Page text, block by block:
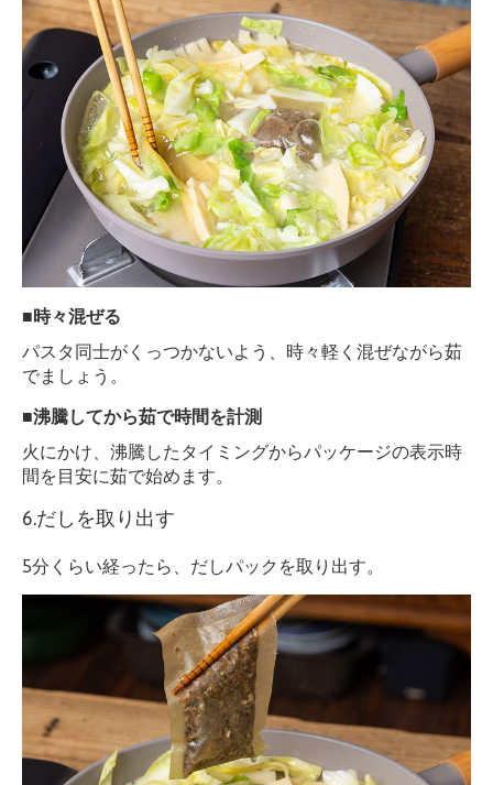
■時々混ぜる
パスタ同士がくっつかないよう、時々軽く混ぜながら茹
でましょう。
■沸騰してから茹で時間を計測
火にかけ、沸騰したタイミングからパッケージの表示時
間を目安に茹で始めます。
6.だしを取り出す
5分くらい経ったら、だしパックを取り出す。